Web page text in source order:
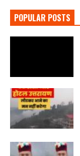
POPULAR POSTS